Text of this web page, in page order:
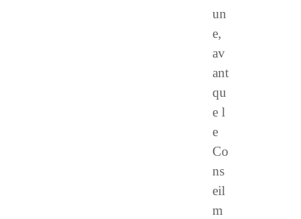
un
e,
av
ant
qu
e l
e
Co
ns
eil
m